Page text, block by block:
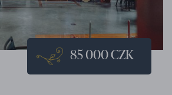
85 000 CZK